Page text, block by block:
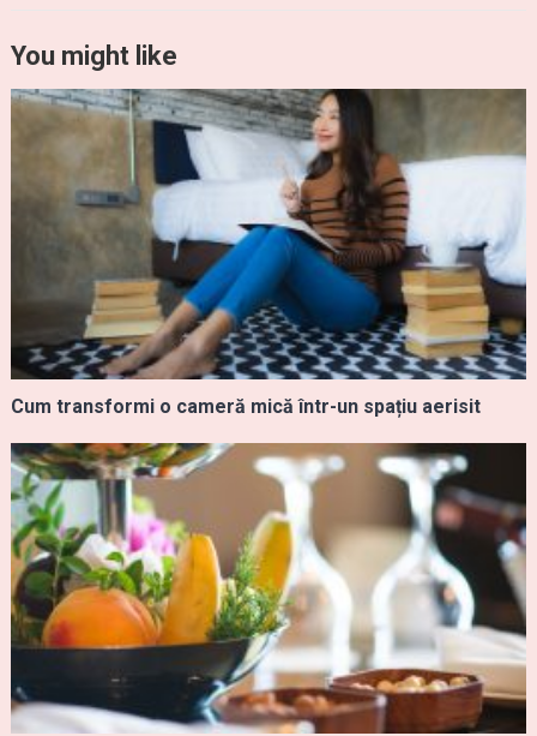
You might like
Cum transformi o cameră mică într-un spațiu aerisit